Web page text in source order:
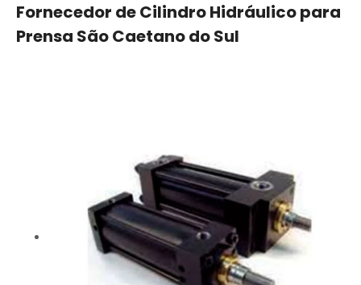
Fornecedor de Cilindro Hidráulico para
Prensa São Caetano do Sul